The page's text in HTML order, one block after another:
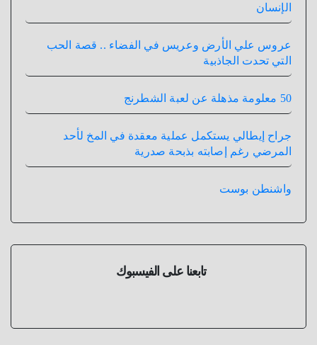
الإنسان
عروس علي الأرض وعريس في الفضاء .. قصة الحب
التي تحدت الجاذبية
50 معلومة مذهلة عن لعبة الشطرنج
جراح إيطالي يستكمل عملية معقدة في المخ لأحد
المرضي رغم إصابته بذبحة صدرية
واشنطن بوست
تابعنا على الفيسبوك